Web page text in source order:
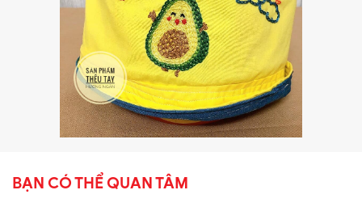
BẠN CÓ THỂ QUAN TÂM